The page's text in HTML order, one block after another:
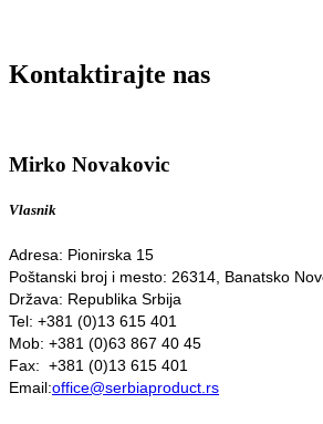
Kontaktirajte nas
Mirko Novakovic
Vlasnik
Adresa: Pionirska 15
Poštanski broj i mesto: 26314, Banatsko
Država: Republika Srbija
Tel: +381 (0)13 615 401
Mob: +381 (0)63 867 40 45
Fax: +381 (0)13 615 401
Email:office@serbiaproduct.rs